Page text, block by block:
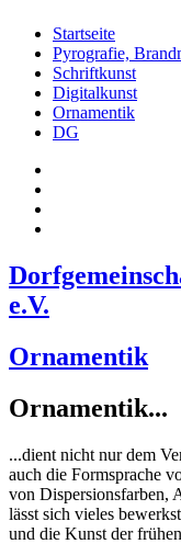
Startseite
Pyrografie,
Schriftkunst
Digitalkunst
Ornamentik
DG
e.V.
Ornamentik
Ornamentik...
...dient nicht nur dem
auch die Formsprache
von Dispersionsfarben,
lässt sich vieles
und die Kunst der